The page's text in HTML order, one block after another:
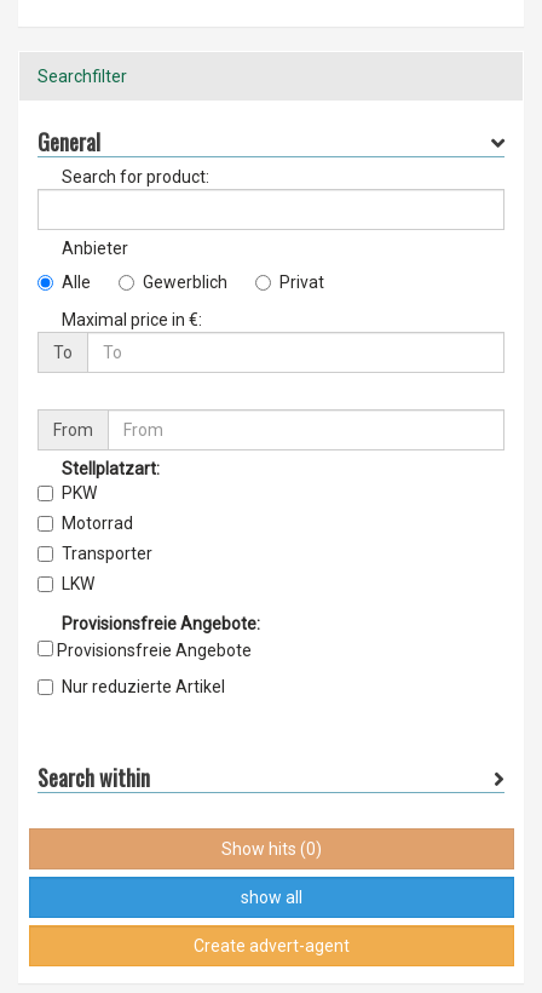
Searchfilter
General
Search for product:
Anbieter
Alle
Gewerblich
Privat
Maximal price in €:
To
From
Stellplatzart:
PKW
Motorrad
Transporter
LKW
Boot
Busse
Provisionsfreie Angebote:
Provisionsfreie Angebote
Nur reduzierte Artikel
Search within
Show hits (0)
show all
Create advert-agent